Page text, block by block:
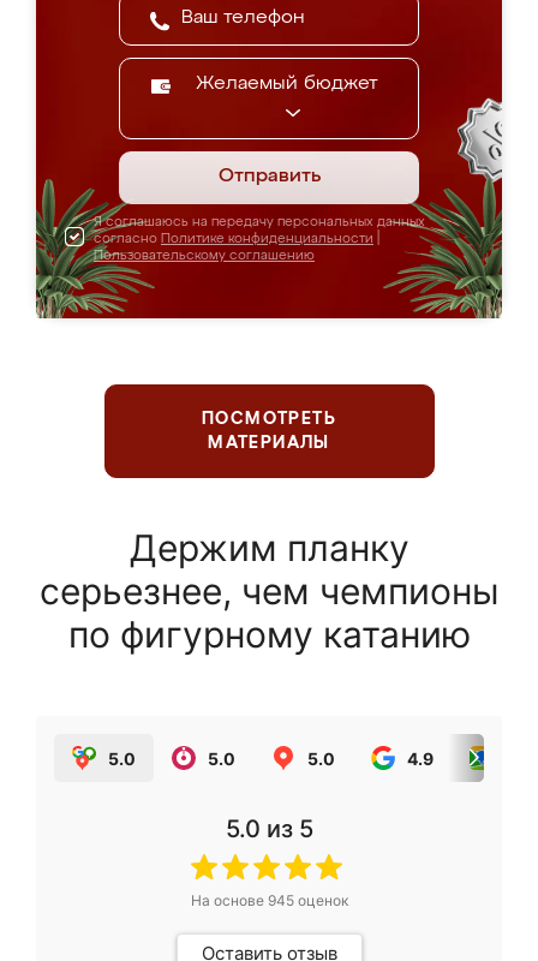
Желаемый бюджет
Отправить
Я соглашаюсь на передачу персональных данных
согласно Политике конфиденциальности
Пользовательскому соглашению
ПОСМОТРЕТЬ
МАТЕРИАЛЫ
Держим планку
серьезнее, чем чемпионы
по фигурному катанию
5.0 5.0 5.0 4.9
5.0 из 5
На основе 945оценок
Оставить отзыв